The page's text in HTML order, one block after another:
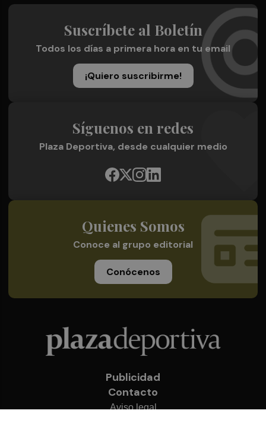
Suscríbete al Boletín
Todos los días a primera hora en tu email
¡Quiero suscribirme!
Síguenos en redes
Plaza Deportiva, desde cualquier medio
Quienes Somos
Conoce al grupo editorial
Conócenos
Publicidad
Contacto
Aviso legal